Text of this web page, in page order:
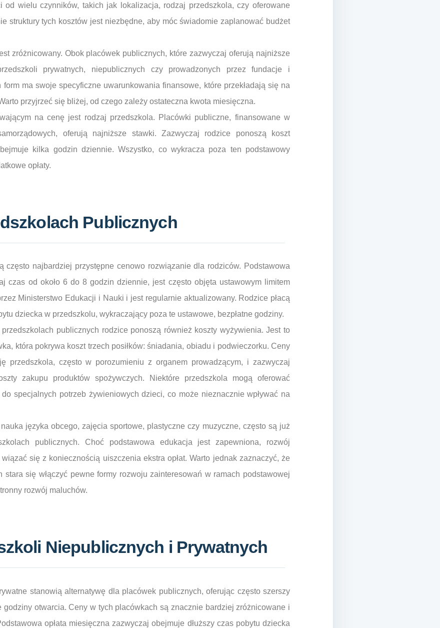
od wielu czynników, takich jak lokalizacja, rodzaj przedszkola, czy oferowane
struktury tych kosztów jest niezbędne, aby móc świadomie zaplanować budżet
zróżnicowany. Obok placówek publicznych, które zazwyczaj oferują najniższe
prywatnych, niepublicznych czy prowadzonych przez fundacje i
ma swoje specyficzne uwarunkowania finansowe, które przekładają się na
przyjrzeć się bliżej, od czego zależy ostateczna kwota miesięczna.
na cenę jest rodzaj przedszkola. Placówki publiczne, finansowane w
oferują najniższe stawki. Zazwyczaj rodzice ponoszą koszt
kilka godzin dziennie. Wszystko, co wykracza poza ten podstawowy
opłaty.
Publicznych
często najbardziej przystępne cenowo rozwiązanie dla rodziców. Podstawowa
czas od około 6 do 8 godzin dziennie, jest często objęta ustawowym limitem
Ministerstwo Edukacji i Nauki i jest regularnie aktualizowany. Rodzice płacą
dziecka w przedszkolu, wykraczający poza te ustawowe, bezpłatne godziny.
publicznych rodzice ponoszą również koszty wyżywienia. Jest to
która pokrywa koszt trzech posiłków: śniadania, obiadu i podwieczorku. Ceny
przedszkola, często w porozumieniu z organem prowadzącym, i zazwyczaj
zakupu produktów spożywczych. Niektóre przedszkola mogą oferować
specjalnych potrzeb żywieniowych dzieci, co może nieznacznie wpływać na
języka obcego, zajęcia sportowe, plastyczne czy muzyczne, często są już
publicznych. Choć podstawowa edukacja jest zapewniona, rozwój
się z koniecznością uiszczenia ekstra opłat. Warto jednak zaznaczyć, że
się włączyć pewne formy rozwoju zainteresowań w ramach podstawowej
rozwój maluchów.
Niepublicznych i Prywatnych
stanowią alternatywę dla placówek publicznych, oferując często szerszy
godziny otwarcia. Ceny w tych placówkach są znacznie bardziej zróżnicowane i
opłata miesięczna zazwyczaj obejmuje dłuższy czas pobytu dziecka